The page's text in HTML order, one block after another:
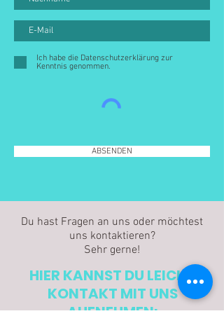
Ich habe die Datenschutzerklärung zur
Kenntnis genommen.
ABSENDEN
Du hast Fragen an uns oder möchtest
uns kontaktieren?
Sehr gerne!
HIER KANNST DU LEICHT
KONTAKT MIT UNS
AUFNEHMEN: